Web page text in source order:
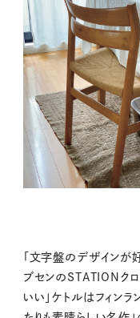
「文字盤のデザインが
ブセンのSTATIONクロ
いい」ケトルはフィンラ